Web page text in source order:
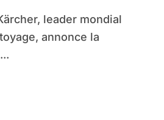
annonce la